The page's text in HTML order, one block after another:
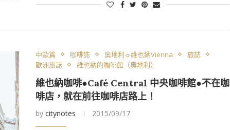
中歐篇 咖啡誌 奧地利☼維也納Vienna
旅誌
歐洲旅誌
維也納的咖啡館（奧地利）
維也納咖啡●Café Central 中央咖啡館●不在咖
啡店，就在前往咖啡店路上！
by citynotes 2015/09/17